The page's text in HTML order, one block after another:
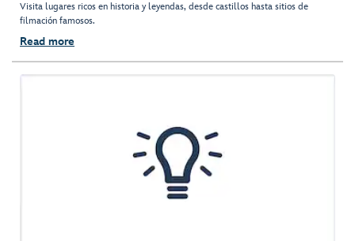
Visita lugares ricos en historia y leyendas, desde castillos hasta sitios de
filmación famosos.
Read more